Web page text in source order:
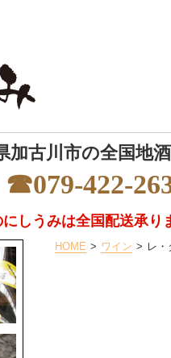
加古川市の全国地
☎079-422-
しうみは全国配送承り
HOME ワイン レ